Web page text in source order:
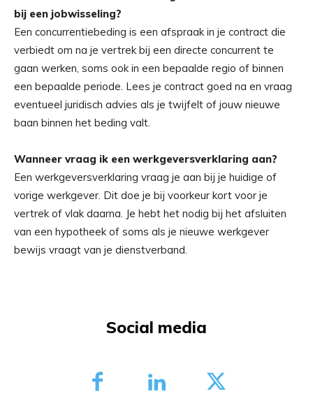
bij een jobwisseling?
Een concurrentiebeding is een afspraak in je contract die
verbiedt om na je vertrek bij een directe concurrent te
gaan werken, soms ook in een bepaalde regio of binnen
een bepaalde periode. Lees je contract goed na en vraag
eventueel juridisch advies als je twijfelt of jouw nieuwe
baan binnen het beding valt.
Wanneer vraag ik een werkgeversverklaring aan?
Een werkgeversverklaring vraag je aan bij je huidige of
vorige werkgever. Dit doe je bij voorkeur kort voor je
vertrek of vlak daarna. Je hebt het nodig bij het afsluiten
van een hypotheek of soms als je nieuwe werkgever
bewijs vraagt van je dienstverband.
Social media